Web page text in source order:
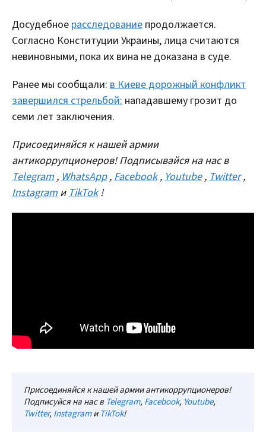
Досудебное расследование продолжается.
Согласно Конституции Украины, лица считаются
невиновными, пока их вина не доказана в суде.
Ранее мы сообщали: в Киеве дорожный конфликт
завершился стрельбой: нападавшему грозит до
семи лет заключения.
Присоединяйся к нашей армии
антикоррупционеров! Подписывайся на нас в
Telegram , WhatsApp , Facebook , Youtube , Twitter ,
Instagram и TikTok !
Присоединяйся к нашей армии антикоррупционеров!
Подписуйся на нас в Telegram, Facebook, Youtube,
Twitter, InstagramиTikTok!